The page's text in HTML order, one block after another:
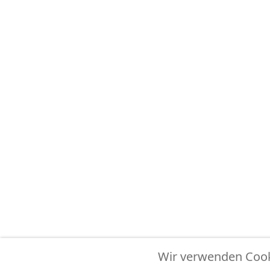
Wir verwenden